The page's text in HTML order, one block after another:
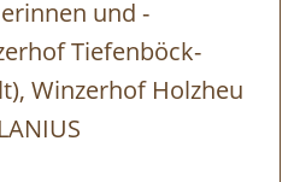
und -
Tiefenböck-
Winzerhof Holzheu